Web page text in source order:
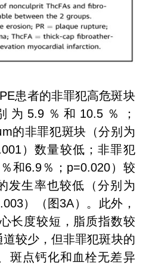
PE患者的非罪犯高危斑块
为 5.9％和 10.5 ％；
的非罪犯斑块（分别为
）数量较低；非罪犯
％和6.9 ％； p=0.020）较
发生率也较低（分别为
）（图3A）。此外，
长度较短，脂质指数较
较少，但非罪犯斑块的
斑点钙化和血栓无差异